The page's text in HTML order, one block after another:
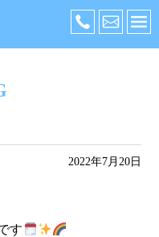
2022年7月20日
す